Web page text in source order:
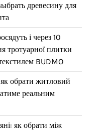
древесину для
і через 10
тротуарної плитки
BUDMO
обрати житловий
реальним
як обрати між